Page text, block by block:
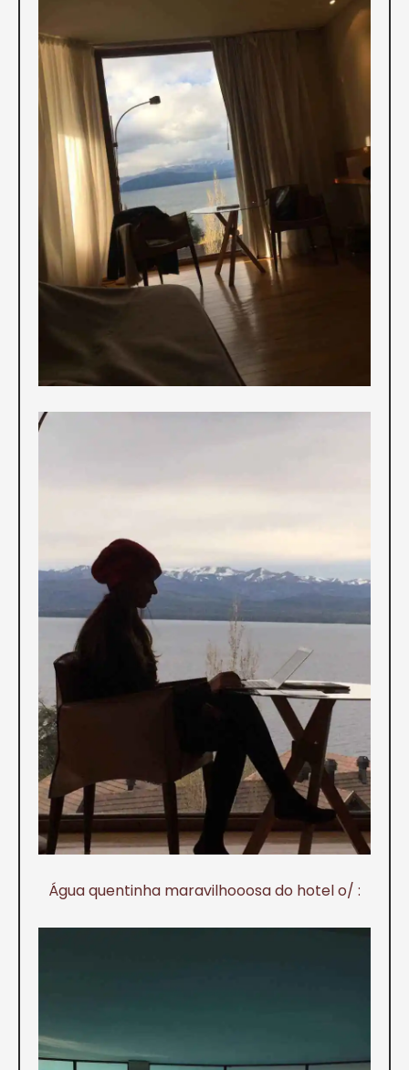
Água quentinha maravilhooosa do hotel o/ :